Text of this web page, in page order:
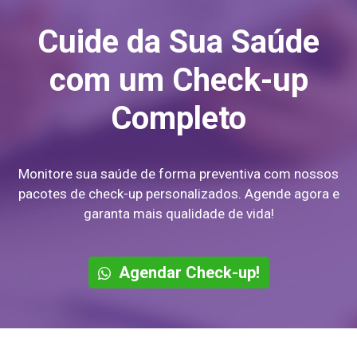
Cuide da Sua Saúde
com um Check-up
Completo
Monitore sua saúde de forma preventiva com nossos
pacotes de check-up personalizados. Agende agora e
garanta mais qualidade de vida!
Agendar Check-up!